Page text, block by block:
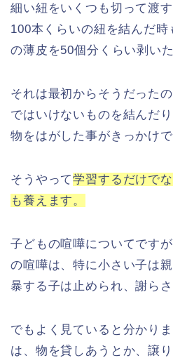
細い紐をいくつも切って渡
100本くらいの紐を結んだ
の薄皮を50個分くらい剥い
それは最初からそうだった
ではいけないものを結んだ
物をはがした事がきっかけで
そうやって学習するだけで
も養えます。
子どもの喧嘩についてです
の喧嘩は、特に小さい子は
暴する子は止められ、謝らさ
でもよく見ていると分かり
は、物を貸しあうとか、譲